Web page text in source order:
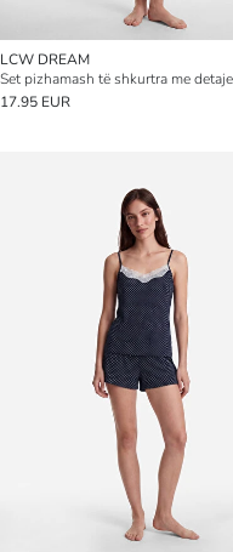
LCW DREAM
17.95 EUR